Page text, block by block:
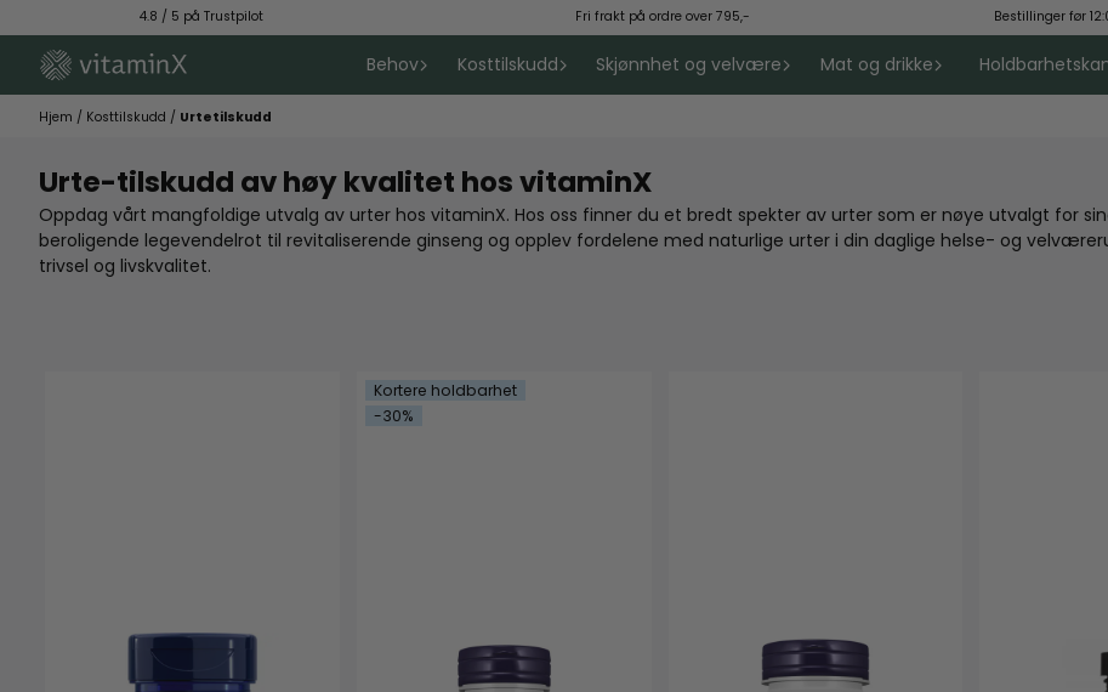
4.8 / 5 på Trustpilot Fri frakt på ordre over 795,- Bestillinger før 12:00
Behov Kosttilskudd Skjønnhet og velvære Mat og drikke
Hjem / Kosttilskudd / Urtetilskudd
Urte-tilskudd av høy kvalitet hos vitaminX
Oppdag vårt mangfoldige utvalg av urter hos vitaminX. Hos oss finner du et bredt spekter av urter som er nøye utvalgt for
beroligende legevendelrot til revitaliserende ginseng og opplev fordelene med naturlige urter i din daglige helse- og
trivsel og livskvalitet.
Kortere holdbarhet
-30%